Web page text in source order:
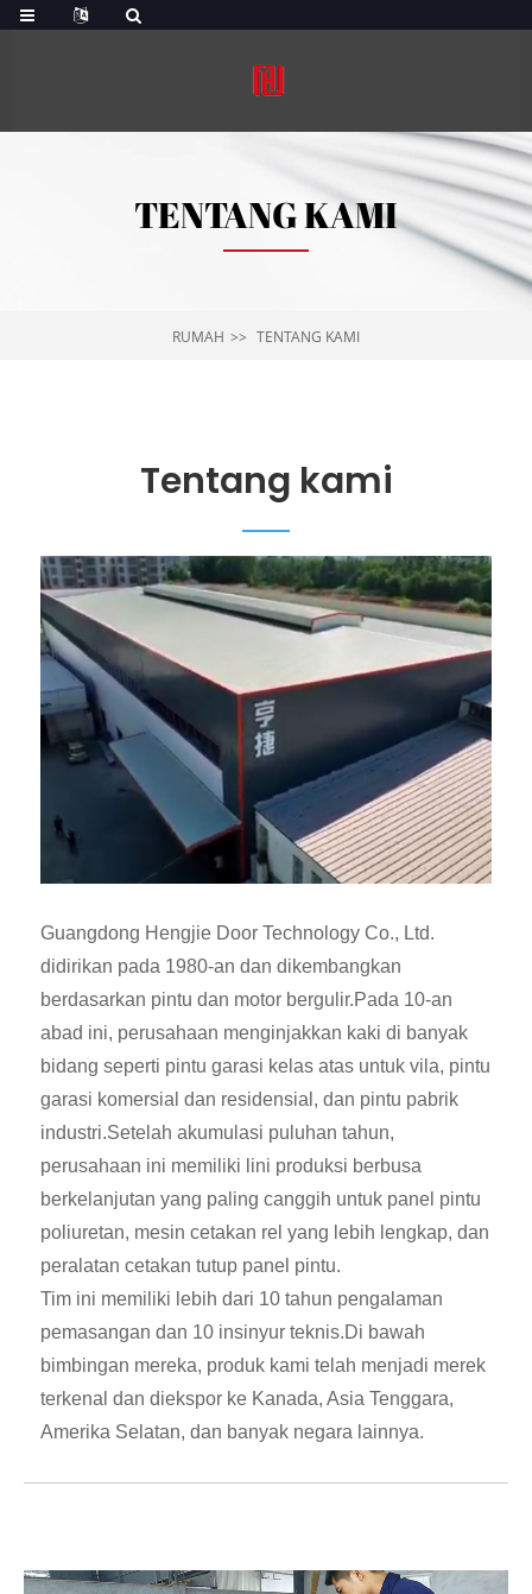
TENTANG KAMI
RUMAH TENTANG KAMI
Tentang kami
Guangdong Hengjie Door Technology Co., Ltd.
didirikan pada 1980-an dan dikembangkan
berdasarkan pintu dan motor bergulir.Pada 10-an
abad ini, perusahaan menginjakkan kaki di banyak
bidang seperti pintu garasi kelas atas untuk vila, pintu
garasi komersial dan residensial, dan pintu pabrik
industri.Setelah akumulasi puluhan tahun,
perusahaan ini memiliki lini produksi berbusa
berkelanjutan yang paling canggih untuk panel pintu
poliuretan, mesin cetakan rel yang lebih lengkap, dan
peralatan cetakan tutup panel pintu.
Tim ini memiliki lebih dari 10 tahun pengalaman
pemasangan dan 10 insinyur teknis.Di bawah
bimbingan mereka, produk kami telah menjadi merek
terkenal dan diekspor ke Kanada, Asia Tenggara,
Amerika Selatan, dan banyak negara lainnya.